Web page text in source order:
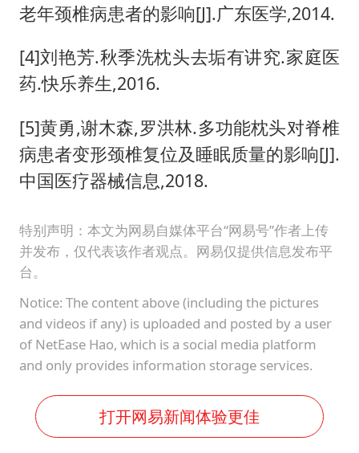
老年颈椎病患者的影响[J].广东医学,2014.
[4]刘艳芳.秋季洗枕头去垢有讲究.家庭医
药.快乐养生,2016.
[5]黄勇,谢木森,罗洪林.多功能枕头对脊椎
病患者变形颈椎复位及睡眠质量的影响[J].
中国医疗器械信息,2018.
特别声明：本文为网易自媒体平台“网易号”作者上传
并发布，仅代表该作者观点。网易仅提供信息发布平
台。
Notice: The content above (including the pictures
and videos if any) is uploaded and posted by a user
of NetEase Hao, which is a social media platform
and only provides information storage services.
打开网易新闻体验更佳